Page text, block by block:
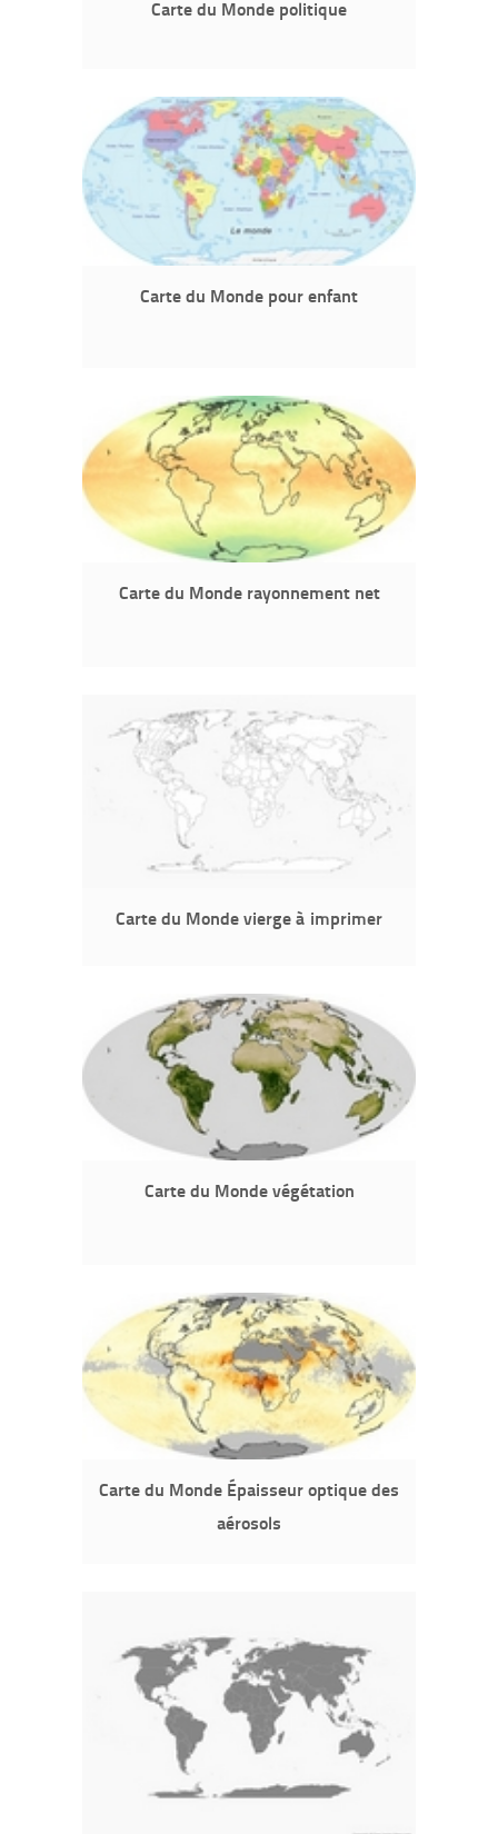
Carte du Monde politique
Carte du Monde pour enfant
Carte du Monde rayonnement net
Carte du Monde vierge à imprimer
Carte du Monde végétation
Carte du Monde Épaisseur optique des
aérosols